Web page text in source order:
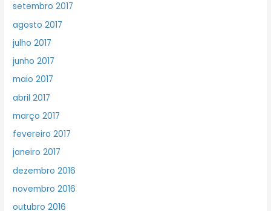
setembro 2017
agosto 2017
julho 2017
junho 2017
maio 2017
abril 2017
março 2017
fevereiro 2017
janeiro 2017
dezembro 2016
novembro 2016
outubro 2016